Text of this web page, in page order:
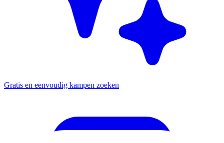
Gratis en eenvoudig kampen zoeken